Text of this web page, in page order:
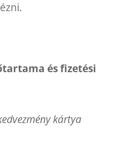
és fizetési
kártya